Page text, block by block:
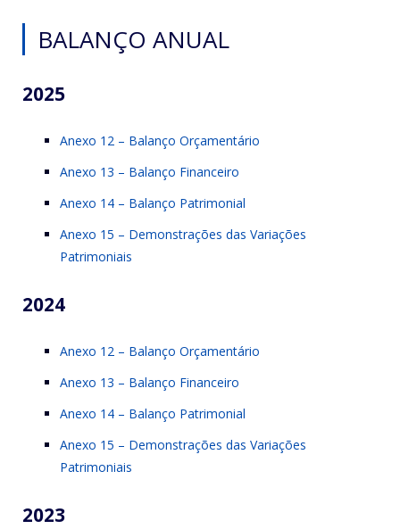
BALANÇO ANUAL
2025
Anexo 12 – Balanço Orçamentário
Anexo 13 – Balanço Financeiro
Anexo 14 – Balanço Patrimonial
Anexo 15 – Demonstrações das Variações
Patrimoniais
2024
Anexo 12 – Balanço Orçamentário
Anexo 13 – Balanço Financeiro
Anexo 14 – Balanço Patrimonial
Anexo 15 – Demonstrações das Variações
Patrimoniais
2023